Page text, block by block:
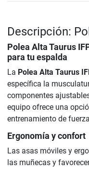
Descripción:
Polea Alta Taurus
para tu espalda
La Polea Alta Taurus
específica la
componentes
equipo ofrece una
entrenamiento de
Ergonomía y confort
Las asas móviles y
las muñecas y